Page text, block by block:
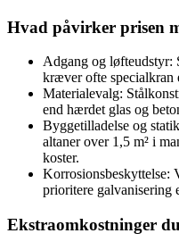
Hvad påvirker prisen
Adgang og løfteudstyr:
kræver ofte
Materialevalg:
end hærdet glas og
Byggetilladelse og
altaner over 1,5 m² i
koster.
Korrosionsbeskyttelse:
prioritere galvanisering
Ekstraomkostninger